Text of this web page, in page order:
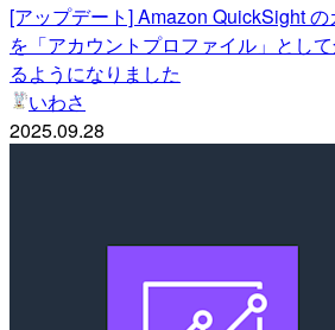
[アップデート] Amazon QuickSight
を「アカウントプロファイル」とし
るようになりました
いわさ
2025.09.28